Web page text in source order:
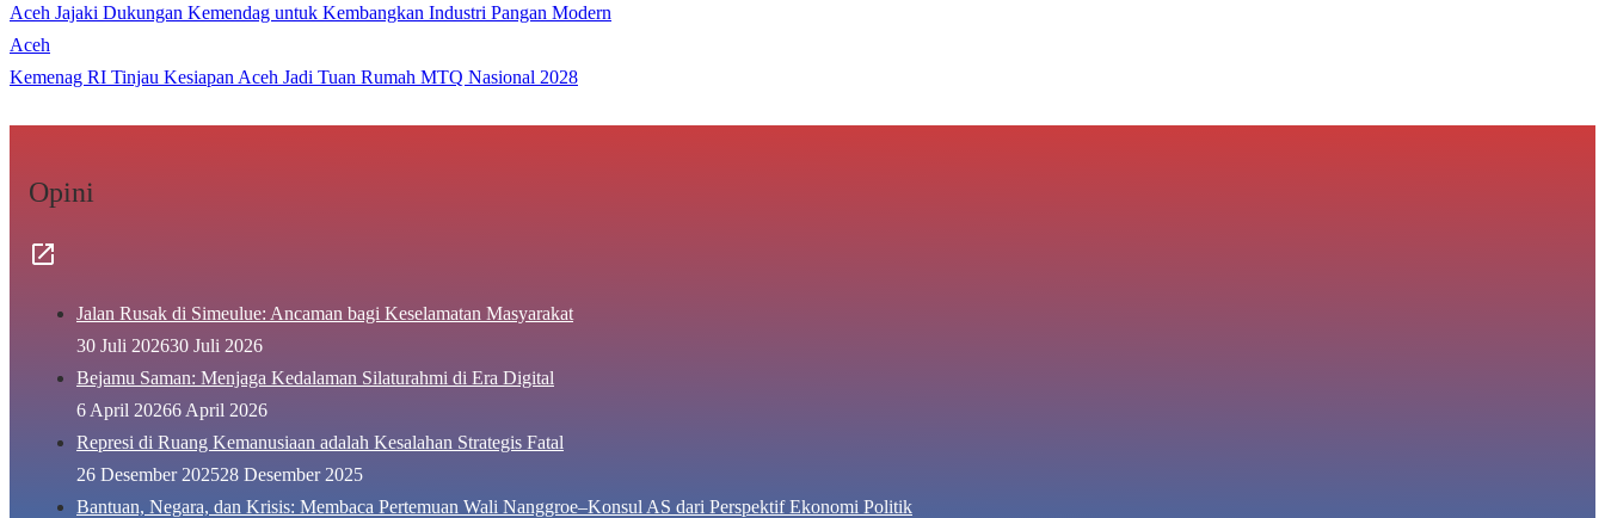
Aceh Jajaki Dukungan Kemendag untuk Kembangkan Industri Pangan Modern
Aceh
Kemenag RI Tinjau Kesiapan Aceh Jadi Tuan Rumah MTQ Nasional 2028
Opini
Jalan Rusak di Simeulue: Ancaman bagi Keselamatan Masyarakat
30 Juli 202630 Juli 2026
Bejamu Saman: Menjaga Kedalaman Silaturahmi di Era Digital
6 April 20266 April 2026
Represi di Ruang Kemanusiaan adalah Kesalahan Strategis Fatal
26 Desember 202528 Desember 2025
Bantuan, Negara, dan Krisis: Membaca Pertemuan Wali Nanggroe–Konsul AS dari Perspektif Ekonomi Politik